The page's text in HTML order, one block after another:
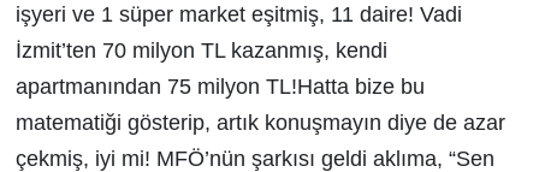
işyeri ve 1 süper market eşitmiş, 11 daire! Vadi
İzmit’ten 70 milyon TL kazanmış, kendi
apartmanından 75 milyon TL!Hatta bize bu
matematiği gösterip, artık konuşmayın diye de azar
çekmiş, iyi mi! MFÖ’nün şarkısı geldi aklıma, “Sen